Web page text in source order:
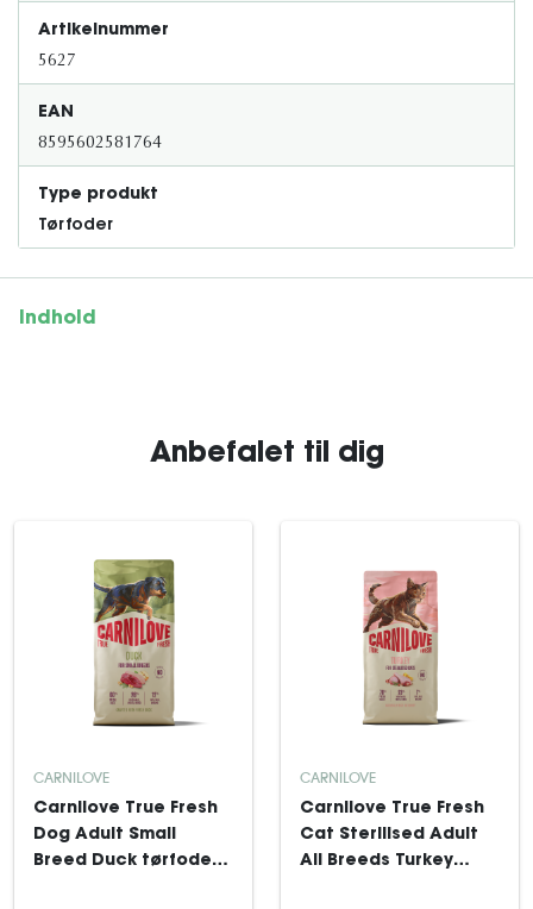
Artikelnummer
5627
EAN
8595602581764
Type produkt
Tørfoder
Indhold
Anbefalet til dig
CARNILOVE
Carnilove True Fresh
Dog Adult Small
Breed Duck tørfoder
CARNILOVE
Carnilove True Fresh
Cat Sterilised Adult
All Breeds Turkey